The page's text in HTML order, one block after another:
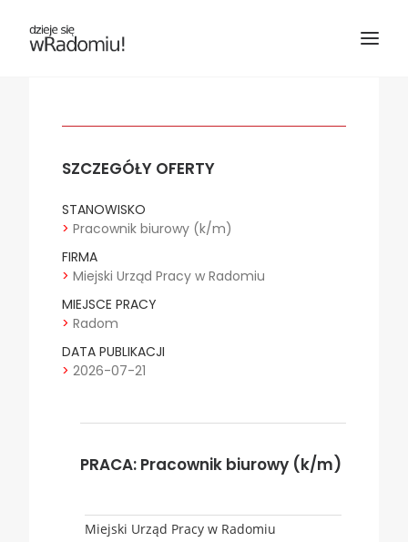
SZCZEGÓŁY OFERTY
STANOWISKO
> Pracownik biurowy (k/m)
FIRMA
> Miejski Urząd Pracy w Radomiu
MIEJSCE PRACY
> Radom
DATA PUBLIKACJI
> 2026-07-21
PRACA: Pracownik biurowy (k/m)
Miejski Urząd Pracy w Radomiu